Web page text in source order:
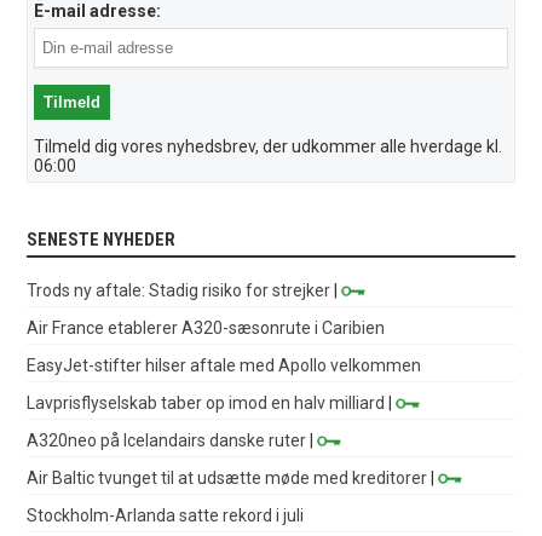
E-mail adresse:
Tilmeld dig vores nyhedsbrev, der udkommer alle hverdage kl.
06:00
SENESTE NYHEDER
Trods ny aftale: Stadig risiko for strejker |
Air France etablerer A320-sæsonrute i Caribien
EasyJet-stifter hilser aftale med Apollo velkommen
Lavprisflyselskab taber op imod en halv milliard
|
A320neo på Icelandairs danske ruter |
Air Baltic tvunget til at udsætte møde med kreditorer |
Stockholm-Arlanda satte rekord i juli